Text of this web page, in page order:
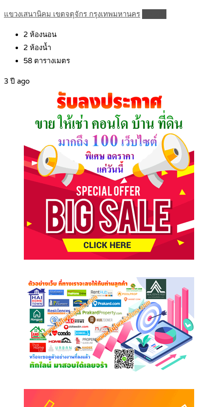
แขวงเสนานิคม เขตจตุจักร กรุงเทพมหานคร
2 ห้องนอน
2 ห้องน้ำ
58 ตารางเมตร
3 ปี ago